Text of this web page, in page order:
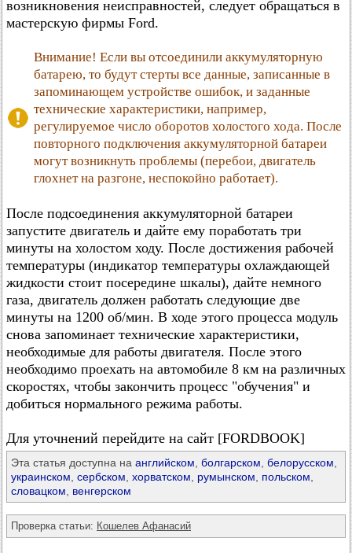
возникновения неисправностей, следует обращаться в
мастерскую фирмы Ford.
Внимание! Если вы отсоединили аккумуляторную
батарею, то будут стерты все данные, записанные в
запоминающем устройстве ошибок, и заданные
технические характеристики, например,
регулируемое число оборотов холостого хода. После
повторного подключения аккумуляторной батареи
могут возникнуть проблемы (перебои, двигатель
глохнет на разгоне, неспокойно работает).
После подсоединения аккумуляторной батареи
запустите двигатель и дайте ему поработать три
минуты на холостом ходу. После достижения рабочей
температуры (индикатор температуры охлаждающей
жидкости стоит посередине шкалы), дайте немного
газа, двигатель должен работать следующие две
минуты на 1200 об/мин. В ходе этого процесса модуль
снова запоминает технические характеристики,
необходимые для работы двигателя. После этого
необходимо проехать на автомобиле 8 км на различных
скоростях, чтобы закончить процесс "обучения" и
добиться нормального режима работы.
Для уточнений перейдите на сайт [FORDBOOK]
Эта статья доступна на английском болгарском белорусском
украинском сербском хорватском румынском польском
словацком
венгерском
Проверка статьи: Кошелев Афанасий